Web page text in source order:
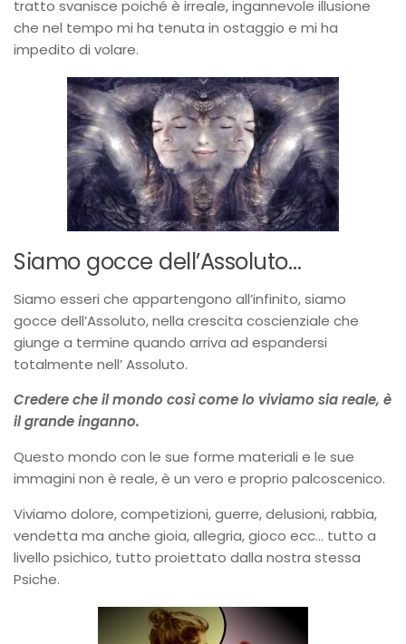
tratto svanisce poiché è irreale, ingannevole illusione
che nel tempo mi ha tenuta in ostaggio e mi ha
impedito di volare.
Siamo gocce dell’Assoluto…
Siamo esseri che appartengono all’infinito, siamo
gocce dell’Assoluto, nella crescita coscienziale che
giunge a termine quando arriva ad espandersi
totalmente nell’ Assoluto.
Credere che il mondo così come lo viviamo sia reale, è
il grande inganno.
Questo mondo con le sue forme materiali e le sue
immagini non è reale, è un vero e proprio palcoscenico.
Viviamo dolore, competizioni, guerre, delusioni, rabbia,
vendetta ma anche gioia, allegria, gioco ecc… tutto a
livello psichico, tutto proiettato dalla nostra stessa
Psiche.